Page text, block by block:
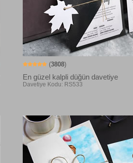
(3808)
En güzel kalpli düğün davetiye